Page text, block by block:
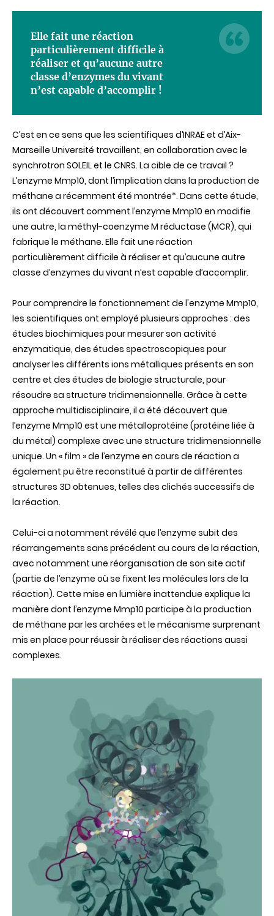
Elle fait une réaction
particulièrement difficile à
réaliser et qu’aucune autre
classe d’enzymes du vivant
n’est capable d’accomplir !
C’est en ce sens que les scientifiques d’INRAE et d’Aix-
Marseille Université travaillent, en collaboration avec le
synchrotron SOLEIL et le CNRS. La cible de ce travail ?
L’enzyme Mmp10, dont l’implication dans la production de
méthane a récemment été montrée*. Dans cette étude,
ils ont découvert comment l’enzyme Mmp10 en modifie
une autre, la méthyl-coenzyme M réductase (MCR), qui
fabrique le méthane. Elle fait une réaction
particulièrement difficile à réaliser et qu’aucune autre
classe d’enzymes du vivant n’est capable d’accomplir.
Pour comprendre le fonctionnement de l'enzyme Mmp10,
les scientifiques ont employé plusieurs approches : des
études biochimiques pour mesurer son activité
enzymatique, des études spectroscopiques pour
analyser les différents ions métalliques présents en son
centre et des études de biologie structurale, pour
résoudre sa structure tridimensionnelle. Grâce à cette
approche multidisciplinaire, il a été découvert que
l’enzyme Mmp10 est une métalloprotéine (protéine liée à
du métal) complexe avec une structure tridimensionnelle
unique. Un « film » de l’enzyme en cours de réaction a
également pu être reconstitué à partir de différentes
structures 3D obtenues, telles des clichés successifs de
la réaction.
Celui-ci a notamment révélé que l’enzyme subit des
réarrangements sans précédent au cours de la réaction,
avec notamment une réorganisation de son site actif
(partie de l’enzyme où se fixent les molécules lors de la
réaction). Cette mise en lumière inattendue explique la
manière dont l’enzyme Mmp10 participe à la production
de méthane par les archées et le mécanisme surprenant
mis en place pour réussir à réaliser des réactions aussi
complexes.